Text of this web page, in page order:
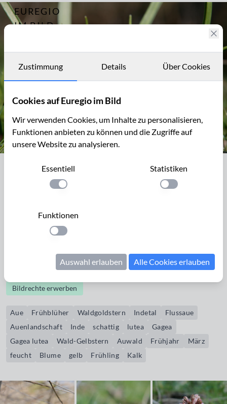
EUREGIO
IM BILD
Archiv
Kontakt
Archiv
Wald-Gelbstern, Gagea lutea
besonders über Kalk. Der Waldgoldstern bevorzugt
schattige Standorte und blüht als eine der ersten Pflanzen in
und Krauthausen
Bildrechte erwerben
Aue Frühblüher Waldgoldstern Indetal
Flussaue
Auenlandschaft
Inde schattig lutea
Gagea
Gagea lutea
Wald-Gelbstern Auwald Frühjahr
März
feucht
Blume gelb Frühling Kalk
Zustimmung Details Über Cookies
Cookies auf Euregio im Bild
Wir verwenden Cookies, um Inhalte zu personalisieren,
Funktionen anbieten zu können und die Zugriffe auf
unsere Website zu analysieren.
Essentiell
Einstellung anwenden
Statistiken
Einstellung
Funktionen
Einstellung anwenden
Auswahl erlauben Alle Cookies erlauben